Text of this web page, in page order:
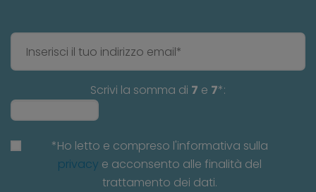
Scrivi la somma di 7 e 7*:
*Ho letto e compreso l'informativa sulla
privacy e acconsento alle finalità del
trattamento dei dati.